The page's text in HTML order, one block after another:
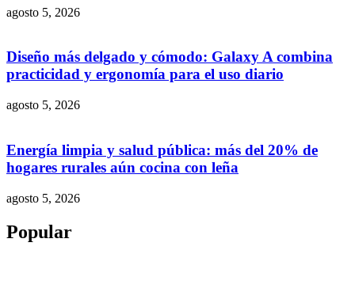
agosto 5, 2026
Diseño más delgado y cómodo: Galaxy A combina
practicidad y ergonomía para el uso diario
agosto 5, 2026
Energía limpia y salud pública: más del 20% de
hogares rurales aún cocina con leña
agosto 5, 2026
Popular